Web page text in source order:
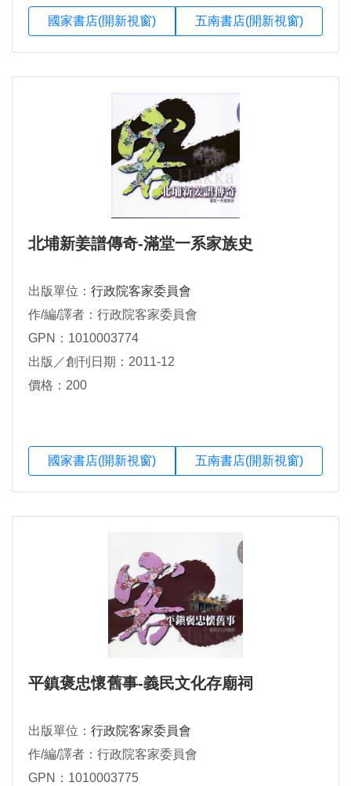
國家書店(開新視窗) 五南書店(開新視窗)
北埔新姜譜傳奇-滿堂一系家族史
出版單位： 行政院客家委員會
作/編/譯者：行政院客家委員會
GPN：1010003774
出版／創刊日期：2011-12
價格：200
國家書店(開新視窗) 五南書店(開新視窗)
平鎮褒忠懷舊事-義民文化存廟祠
出版單位： 行政院客家委員會
作/編/譯者：行政院客家委員會
GPN：1010003775